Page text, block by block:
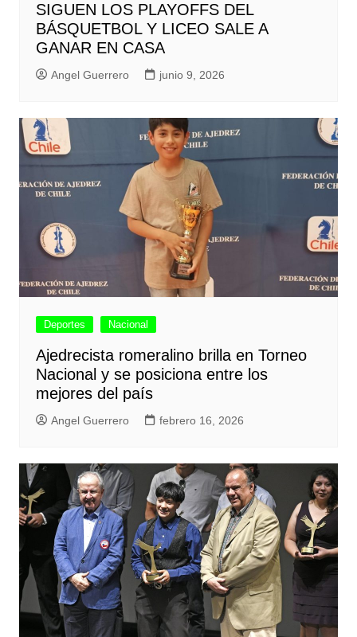
SIGUEN LOS PLAYOFFS DEL
BÁSQUETBOL Y LICEO SALE A
GANAR EN CASA
Angel Guerrero junio 9, 2026
Deportes Nacional
Ajedrecista romeralino brilla en Torneo
Nacional y se posiciona entre los
mejores del país
Angel Guerrero febrero 16, 2026